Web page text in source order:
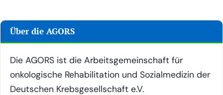
Über die AGORS
Die AGORS ist die Arbeitsgemeinschaft für
onkologische Rehabilitation und Sozialmedizin der
Deutschen Krebsgesellschaft e.V.